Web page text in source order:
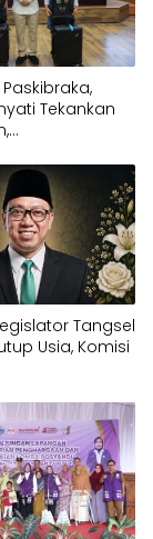
Tekankan
Tangsel
Usia, Komisi